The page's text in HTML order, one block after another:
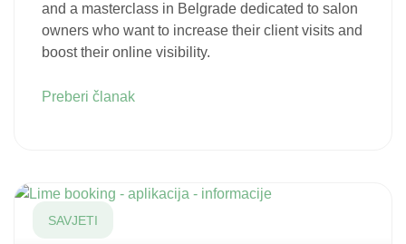
and a masterclass in Belgrade dedicated to salon
owners who want to increase their client visits and
boost their online visibility.
Preberi članak
SAVJETI